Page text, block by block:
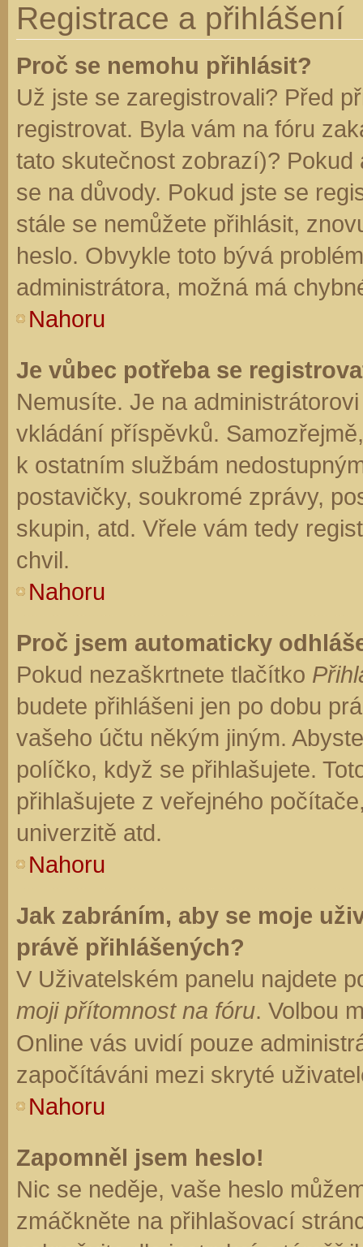
Registrace a přihlášení
Proč se nemohu přihlásit?
Už jste se zaregistrovali? Před
registrovat. Byla vám na fóru
tato skutečnost zobrazí)?
se na důvody. Pokud jste se
stále se nemůžete přihlásit,
heslo. Obvykle toto bývá
administrátora, možná má
Nahoru
Je vůbec potřeba se
Nemusíte. Je na
vkládání příspěvků.
k ostatním službám
postavičky, soukromé zprávy,
skupin, atd. Vřele vám tedy
chvil.
Nahoru
Proč jsem automaticky
Pokud nezaškrtnete tlačítko
budete přihlášeni jen po dobu
vašeho účtu někým jiným.
políčko, když se přihlašujete.
přihlašujete z veřejného
univerzitě atd.
Nahoru
Jak zabráním, aby se moje
právě přihlášených?
V Uživatelském panelu najdete
moji přítomnost na fóru. Volbou
Online vás uvidí pouze
započítáváni mezi skryté
Nahoru
Zapomněl jsem heslo!
Nic se neděje, vaše heslo
zmáčkněte na přihlašovací